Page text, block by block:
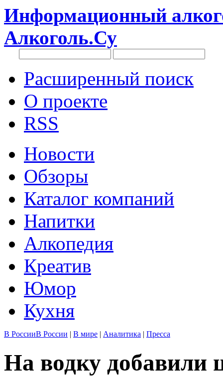
Информационный
Алкоголь.Су
Расширенный поиск
О проекте
RSS
Новости
Обзоры
Каталог компаний
Напитки
Алкопедия
Креатив
Юмор
Кухня
В РоссииВ России | В мире | Аналитика | Пресса
На водку добавили